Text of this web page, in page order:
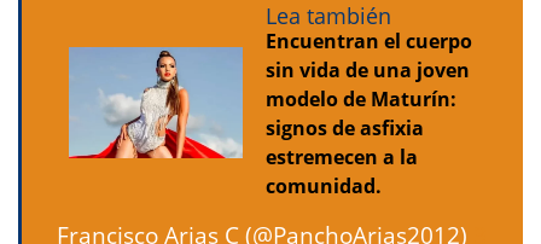
Lea también
Encuentran el cuerpo
sin vida de una joven
modelo de Maturín:
signos de asfixia
estremecen a la
comunidad.
 Francisco Arias C (@PanchoArias2012)